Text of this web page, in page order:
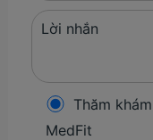
Thăm
MedFit